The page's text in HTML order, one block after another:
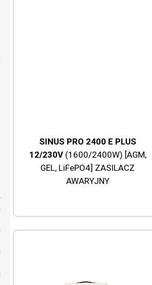
SINUS PRO 2400 E PLUS
12/230V(1600/2400W) [AGM,
GEL, LiFePO4] ZASILACZ
AWARYJNY